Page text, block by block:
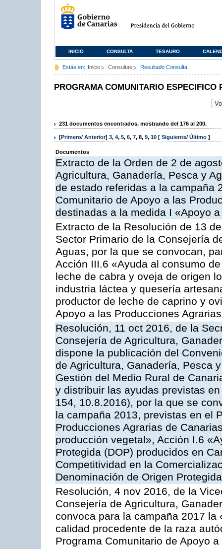
INICIO CONSULTA TESAURO
Estás en: Inicio Consultas Resultado Consulta
PROGRAMA COMUNITARIO ESPECIFICO
231 documentos encontrados, mostrando del 176 al 200.
[Primero/ Anterior] 3, 4, 5, 6, 7, 8, 9, 10 [ Siguiente/ Último ]
Documentos
Extracto de la Orden de 2 de
Agricultura, Ganadería, Pesca y
de estado referidas a la campaña
Comunitario de Apoyo a las
destinadas a la medida I «Apoyo
Extracto de la Resolución de 13
Sector Primario de la Consejería
Aguas, por la que se convocan,
Acción III.6 «Ayuda al consumo
leche de cabra y oveja de origen
industria láctea y quesería
productor de leche de caprino y
Apoyo a las Producciones
Resolución, 11 oct 2016, de la
Consejería de Agricultura,
dispone la publicación del
de Agricultura, Ganadería, Pesca
Gestión del Medio Rural de
y distribuir las ayudas previstas
154, 10.8.2016), por la que se
la campaña 2013, previstas en el
Producciones Agrarias de
producción vegetal», Acción I.6
Protegida (DOP) producidos en
Competitividad en la
Denominación de Origen
Resolución, 4 nov 2016, de la
Consejería de Agricultura,
convoca para la campaña 2017
calidad procedente de la raza
Programa Comunitario de Apoyo